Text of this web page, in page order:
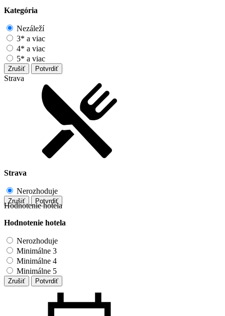
Kategória
Nezáleží
3* a viac
4* a viac
5* a viac
Zrušiť Potvrdiť
Strava
Strava
Nerozhoduje
Zrušiť Potvrdiť
Hodnotenie hotela
Hodnotenie hotela
Nerozhoduje
Minimálne 3
Minimálne 4
Minimálne 5
Zrušiť Potvrdiť